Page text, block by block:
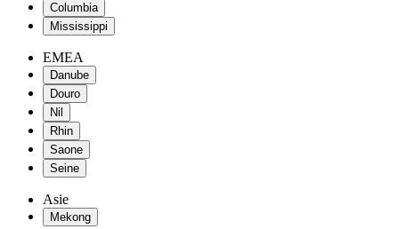
Columbia
Mississippi
EMEA
Danube
Douro
Nil
Rhin
Saone
Seine
Asie
Mekong